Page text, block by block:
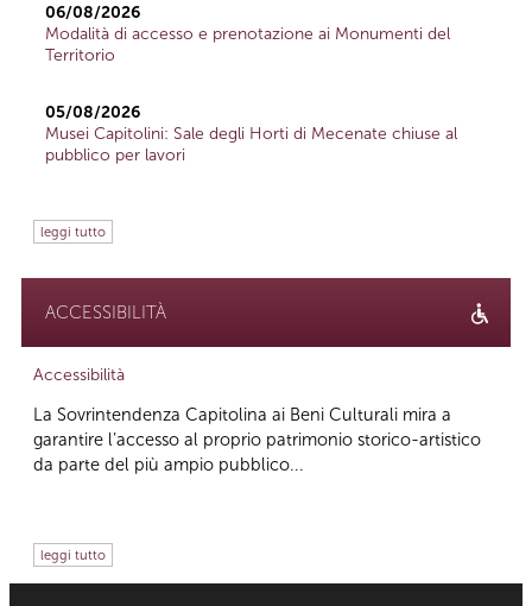
06/08/2026
Modalità di accesso e prenotazione ai Monumenti del
Territorio
05/08/2026
Musei Capitolini: Sale degli Horti di Mecenate chiuse al
pubblico per lavori
leggi tutto
ACCESSIBILITÀ
Accessibilità
La Sovrintendenza Capitolina ai Beni Culturali mira a
garantire l’accesso al proprio patrimonio storico-artistico
da parte del più ampio pubblico...
leggi tutto